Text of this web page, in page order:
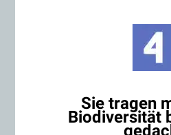
Sie tragen
Biodiversität